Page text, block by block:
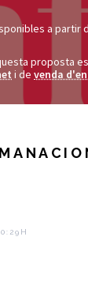
a partir
proposta
i de venda